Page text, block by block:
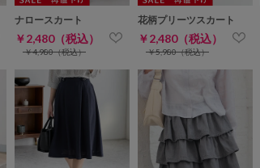
ナロースカート
￥2,480（税込）
￥4,980（税込）
花柄プリーツスカート
￥2,480（税込）
￥5,980（税込）